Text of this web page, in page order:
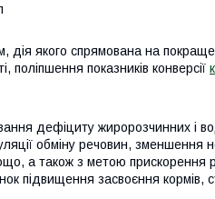
якого спрямована на
поліпшення показників конверсії
дефіциту жиророзчинних і
обміну речовин, зменшення
а також з метою прискорення
підвищення засвоєння кормів,